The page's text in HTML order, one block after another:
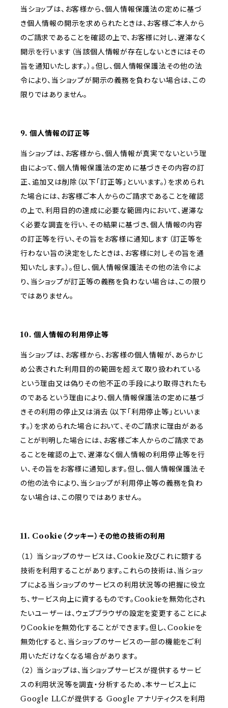
当ショップは、お客様から、個人情報保護法の定めに基づ
き個人情報の開示を求められたときは、お客様ご本人から
のご請求であることを確認の上で、お客様に対し、遅滞なく
開示を行います（当該個人情報が存在しないときにはその
旨を通知いたします。）。但し、個人情報保護法その他の法
令により、当ショップが開示の義務を負わない場合は、この
限りではありません。
9. 個人情報の訂正等
当ショップは、お客様から、個人情報が真実でないという理
由によって、個人情報保護法の定めに基づきその内容の訂
正、追加又は削除（以下「訂正等」といいます。）を求められ
た場合には、お客様ご本人からのご請求であることを確認
の上で、利用目的の達成に必要な範囲内において、遅滞な
く必要な調査を行い、その結果に基づき、個人情報の内容
の訂正等を行い、その旨をお客様に通知します（訂正等を
行わない旨の決定をしたときは、お客様に対しその旨を通
知いたします。）。但し、個人情報保護法その他の法令によ
り、当ショップが訂正等の義務を負わない場合は、この限り
ではありません。
10. 個人情報の利用停止等
当ショップは、お客様から、お客様の個人情報が、あらかじ
め公表された利用目的の範囲を超えて取り扱われている
という理由又は偽りその他不正の手段により取得されたも
のであるという理由により、個人情報保護法の定めに基づ
きその利用の停止又は消去（以下「利用停止等」といいま
す。）を求められた場合において、そのご請求に理由がある
ことが判明した場合には、お客様ご本人からのご請求であ
ることを確認の上で、遅滞なく個人情報の利用停止等を行
い、その旨をお客様に通知します。但し、個人情報保護法そ
の他の法令により、当ショップが利用停止等の義務を負わ
ない場合は、この限りではありません。
11. Cookie（クッキー）その他の技術の利用
（１） 当ショップのサービスは、Cookie及びこれに類する
技術を利用することがあります。これらの技術は、当ショッ
プによる当ショップのサービスの利用状況等の把握に役立
ち、サービス向上に資するものです。Cookieを無効化され
たいユーザーは、ウェブブラウザの設定を変更することによ
りCookieを無効化することができます。但し、Cookieを
無効化すると、当ショップのサービスの一部の機能をご利
用いただけなくなる場合があります。
（２） 当ショップは、当ショップサービスが提供するサービ
スの利用状況等を調査・分析するため、本サービス上に
Google LLCが提供する Google アナリティクスを利用